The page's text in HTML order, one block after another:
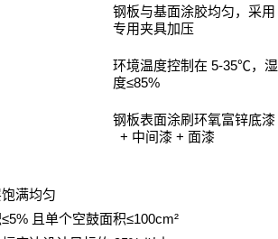
钢板与基面涂胶均匀，采用
专用夹具加压
环境温度控制在 5-35℃，湿
度≤85%
钢板表面涂刷环氧富锌底漆
+ 中间漆 + 面漆
满均匀
≤5% 且单个空鼓面积≤100cm²